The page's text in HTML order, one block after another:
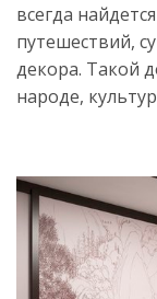
всегда
путешествий,
декора. Такой
народе,
Источник:https://
stil-
interere-